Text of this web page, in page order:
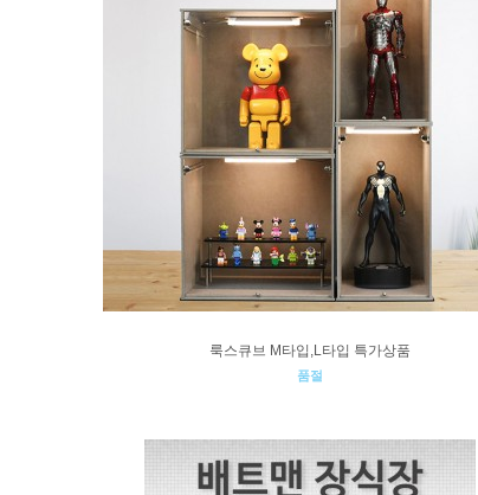
룩스큐브 M타입,L타입 특가상품
품절